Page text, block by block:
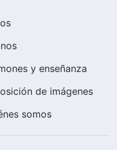
y enseñanza
de imágenes
somos